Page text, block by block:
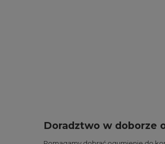
Doradztwo w doborze